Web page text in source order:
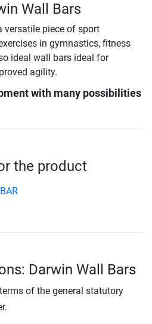
Wall Bars
versatile piece of sport
in gymnastics, fitness
ideal wall bars ideal for
agility.
with many possibilities
the product
Darwin Wall Bars
of the general statutory